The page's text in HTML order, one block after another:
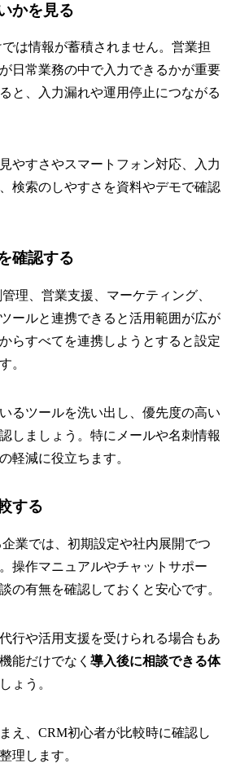
かを見る
は情報が蓄積されません。営業担
日常業務の中で入力できるかが重要
と、入力漏れや運用停止につながる
やすさやスマートフォン対応、入力
検索のしやすさを資料やデモで確認
確認する
理、営業支援、マーケティング、
ールと連携できると活用範囲が広が
らすべてを連携しようとすると設定
。
るツールを洗い出し、優先度の高い
しましょう。特にメールや名刺情報
軽減に役立ちます。
する
業では、初期設定や社内展開でつ
操作マニュアルやチャットサポー
の有無を確認しておくと安心です。
行や活用支援を受けられる場合もあ
能だけでなく 導入後に相談できる体
ょう。
え、CRM初心者が比較時に確認し
理します。